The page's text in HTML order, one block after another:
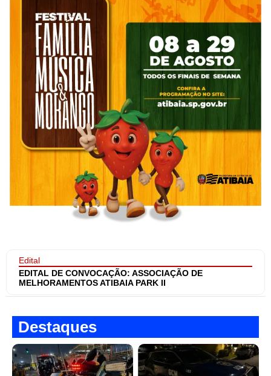
Edital
EDITAL DE CONVOCAÇÃO: ASSOCIAÇÃO DE
MELHORAMENTOS ATIBAIA PARK II
Destaques